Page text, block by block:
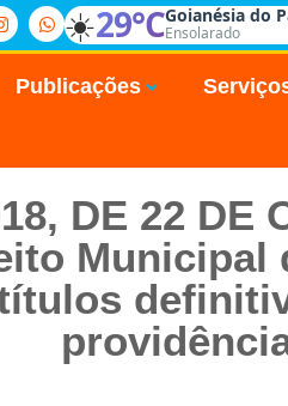
☀️29°CGoianésia do
Ensolarado
Publicações
DE 22 DE
Municipal